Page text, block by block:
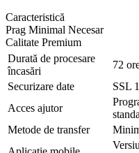
Caracteristică
Prag Minimal Necesar
Calitate Premium
Durată de procesare
încasări
72
Securizare date
SSL
Acces ajutor
Metode de transfer